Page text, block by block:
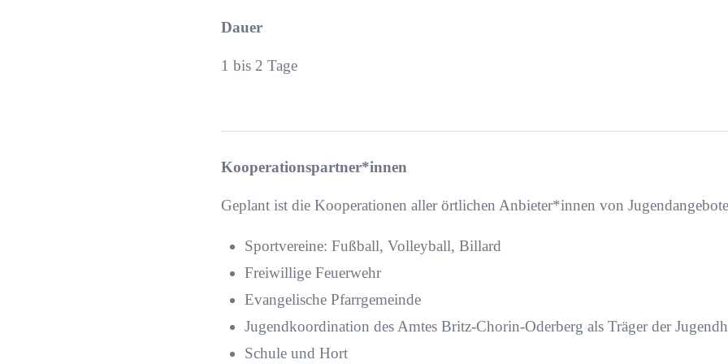
Dauer
1 bis 2 Tage
Kooperationspartner*innen
Geplant ist die Kooperationen aller örtlichen Anbieter*innen von
Sportvereine: Fußball, Volleyball, Billard
Freiwillige Feuerwehr
Evangelische Pfarrgemeinde
Jugendkoordination des Amtes Britz-Chorin-Oderberg als Träger der
Schule und Hort